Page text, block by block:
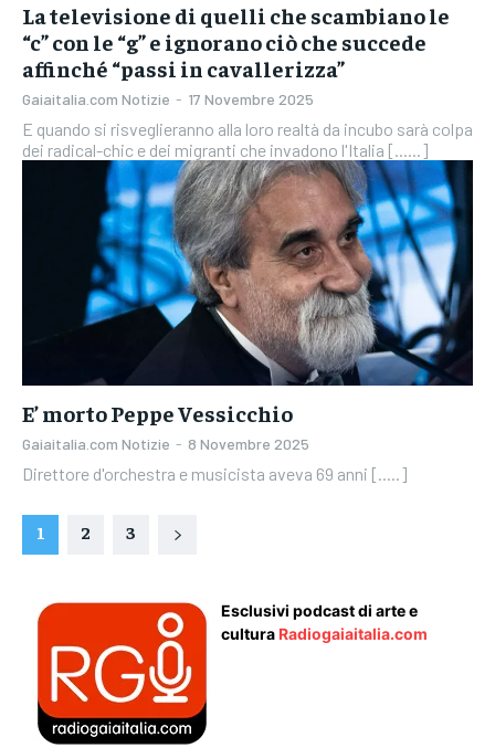
La televisione di quelli che scambiano le
“c” con le “g” e ignorano ciò che succede
affinché “passi in cavallerizza”
Gaiaitalia.com Notizie - 17 Novembre 2025
E quando si risveglieranno alla loro realtà da incubo sarà colpa
dei radical-chic e dei migranti che invadono l'Italia [......]
E’ morto Peppe Vessicchio
Gaiaitalia.com Notizie - 8 Novembre 2025
Direttore d'orchestra e musicista aveva 69 anni [.....]
1 2 3
Esclusivi podcast di arte e
culturaRadiogaiaitalia.com